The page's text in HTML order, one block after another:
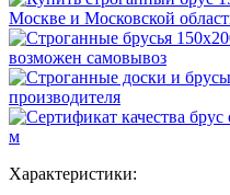
Характеристики: